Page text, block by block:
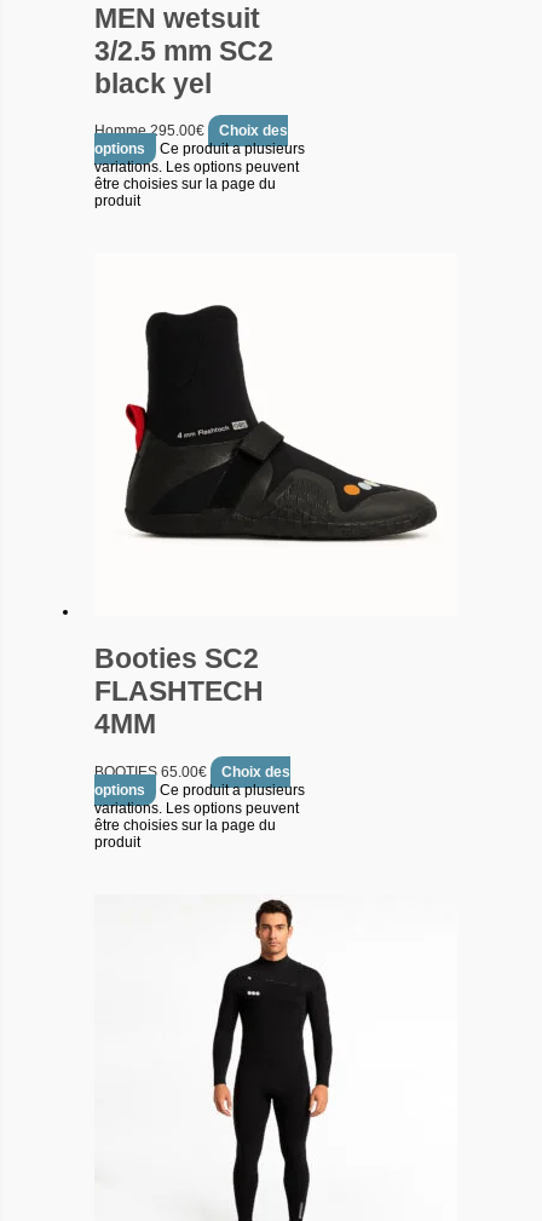
MEN wetsuit
3/2.5 mm SC2
black yel
Homme295.00€
Choix des
options
Ce produit a plusieurs
variations. Les options peuvent
être choisies sur la page du
produit
Booties SC2
FLASHTECH
4MM
BOOTIES65.00€
Choix des
options
Ce produit a plusieurs
variations. Les options peuvent
être choisies sur la page du
produit